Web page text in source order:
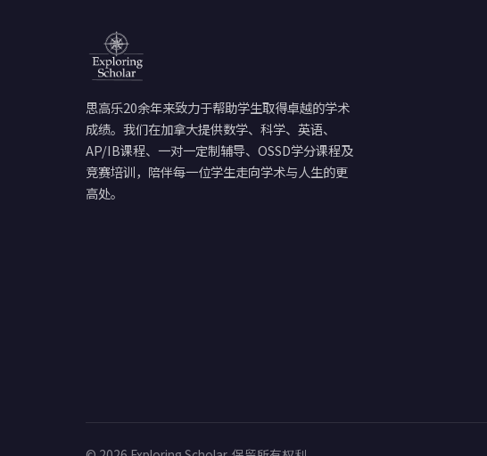
思高乐20余年来致力于帮助学生取得卓越的学术
成绩。我们在加拿大提供数学、科学、英语、
AP/IB课程、一对一定制辅导、OSSD学分课程及
竞赛培训，陪伴每一位学生走向学术与人生的更
高处。